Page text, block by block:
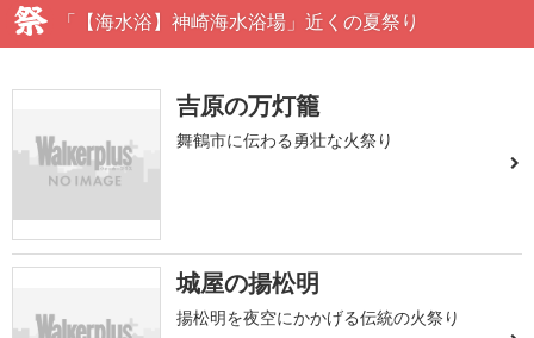
「【海水浴】神崎海水浴場」近くの夏祭り
吉原の万灯籠
舞鶴市に伝わる勇壮な火祭り
城屋の揚松明
揚松明を夜空にかかげる伝統の火祭り